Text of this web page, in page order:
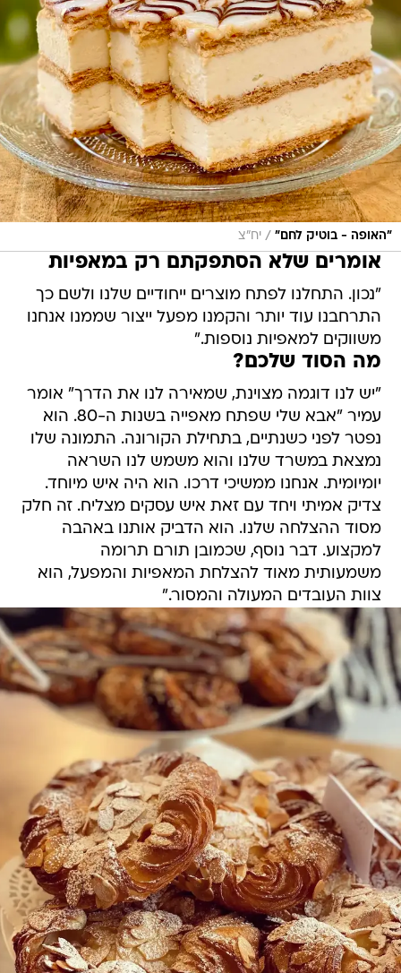
"האופה - בוטיק לחם" / יח"צ
אומרים שלא הסתפקתם רק במאפיות
"נכון. התחלנו לפתח מוצרים ייחודיים שלנו ולשם כך
התרחבנו עוד יותר והקמנו מפעל ייצור שממנו אנחנו
משווקים למאפיות נוספות."
מה הסוד שלכם?
"יש לנו דוגמה מצוינת, שמאירה לנו את הדרך" אומר
עמיר "אבא שלי שפתח מאפייה בשנות ה-80. הוא
נפטר לפני כשנתיים, בתחילת הקורונה. התמונה שלו
נמצאת במשרד שלנו והוא משמש לנו השראה
יומיומית. אנחנו ממשיכי דרכו. הוא היה איש מיוחד.
צדיק אמיתי ויחד עם זאת איש עסקים מצליח. זה חלק
מסוד ההצלחה שלנו. הוא הדביק אותנו באהבה
למקצוע. דבר נוסף, שכמובן תורם תרומה
משמעותית מאוד להצלחת המאפיות והמפעל, הוא
צוות העובדים המעולה והמסור."